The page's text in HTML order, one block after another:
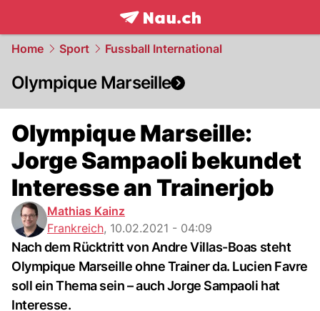
frontpage.NAU.ch
Home Sport Fussball International
Olympique Marseille
Olympique Marseille:
Jorge Sampaoli bekundet
Interesse an Trainerjob
Mathias Kainz
Frankreich, 10.02.2021 - 04:09
Nach dem Rücktritt von Andre Villas-Boas steht
Olympique Marseille ohne Trainer da. Lucien Favre
soll ein Thema sein – auch Jorge Sampaoli hat
Interesse.